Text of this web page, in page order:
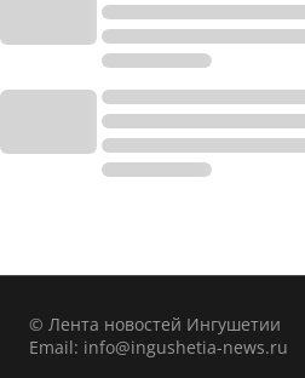
© Лента новостей Ингушетии
Email: info@ingushetia-news.ru